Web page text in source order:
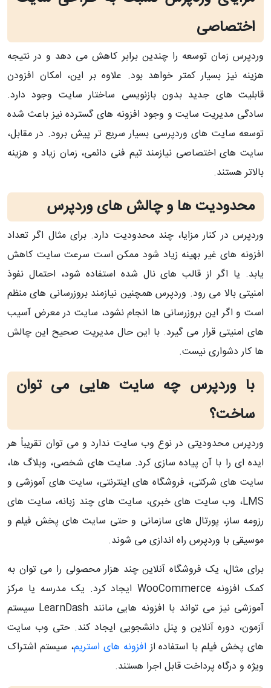
اختصاصی
وردپرس زمان توسعه را چندین برابر کاهش می‌ دهد و در نتیجه
هزینه نیز بسیار کمتر خواهد بود. علاوه بر این، امکان افزودن
قابلیت‌ های جدید بدون بازنویسی ساختار سایت وجود دارد.
سادگی مدیریت سایت و وجود افزونه‌ های گسترده نیز باعث شده
توسعه سایت‌ های وردپرسی بسیار سریع‌ تر پیش برود. در مقابل،
سایت‌ های اختصاصی نیازمند تیم فنی دائمی، زمان زیاد و هزینه
بالاتر هستند.
محدودیت‌ ها و چالش‌ های وردپرس
وردپرس در کنار مزایا، چند محدودیت دارد. برای مثال اگر تعداد
افزونه‌ های غیر بهینه زیاد شود ممکن است سرعت سایت کاهش
یابد. یا اگر از قالب‌ های نال‌ شده استفاده شود، احتمال نفوذ
امنیتی بالا می‌ رود. وردپرس همچنین نیازمند بروزرسانی‌ های منظم
است و اگر این بروزرسانی‌ ها انجام نشود، سایت در معرض آسیب‌
های امنیتی قرار می‌ گیرد. با این حال مدیریت صحیح این چالش‌
ها کار دشواری نیست.
با وردپرس چه سایت‌ هایی می‌ توان
ساخت؟
وردپرس محدودیتی در نوع وب‌ سایت ندارد و می‌ توان تقریباً هر
ایده‌ ای را با آن پیاده‌ سازی کرد. سایت‌ های شخصی، وبلاگ‌ ها،
سایت‌ های شرکتی، فروشگاه‌ های اینترنتی، سایت‌ های آموزشی و
LMS، وب‌ سایت‌ های خبری، سایت‌ های چند زبانه، سایت‌ های
رزومه‌ ساز، پورتال‌ های سازمانی و حتی سایت‌ های پخش فیلم و
موسیقی با وردپرس راه‌ اندازی می‌ شوند.
برای مثال، یک فروشگاه آنلاین چند هزار محصولی را می‌ توان به
کمک افزونه WooCommerce ایجاد کرد. یک مدرسه یا مرکز
آموزشی نیز می‌ تواند با افزونه‌ هایی مانند LearnDash سیستم
آزمون، دوره آنلاین و پنل دانشجویی ایجاد کند. حتی وب‌ سایت‌
های پخش فیلم با استفاده از افزونه‌ های استریم، سیستم اشتراک‌
ویژه و درگاه پرداخت قابل اجرا هستند.